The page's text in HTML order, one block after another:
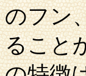
のフン
ること